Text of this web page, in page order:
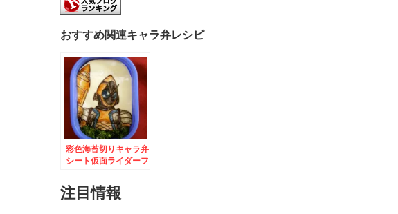
おすすめ関連キャラ弁レシピ
彩色海苔切りキャラ弁
シート仮面ライダーフ
イツ
注目情報